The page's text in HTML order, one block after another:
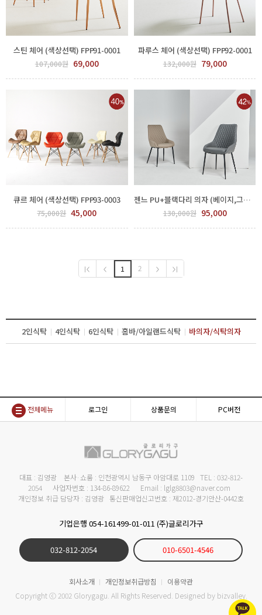
스틴 체어 (색상선택) FPP91-0001
107,000원 69,000
파루스 체어 (색상선택) FPP92-0001
132,000원 79,000
큐르 체어 (색상선택) FPP93-0003
75,000원 45,000
젠느 PU+블랙다리 의자 (베이지,그레이) GGH 550-369
130,000원 95,000
1 2
2인식탁 4인식탁 6인식탁 홈바/아일랜드식탁 바의자/식탁의자
전체메뉴 로그인 상품문의 PC버전
대표 : 김영광 본사·쇼룸 : 인천광역시 남동구 아암대로 1109 TEL : 032-812-
2054 사업자번호 : 134-86-89622 Email : lglg8803@naver.com
개인정보 취급 담당자 : 김영광 통신판매업신고번호 : 제2012-경기안산-0442호
기업은행 054-161499-01-011 (주)글로리가구
032-812-2054 010-6501-4546
회사소개 개인정보취급방침
이용약관
Copyright ⓒ 2002 Glorygagu. All Rights Reserved. Designed by bizvalley.